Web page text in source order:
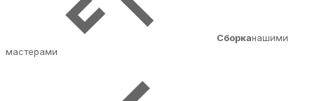
Сборканашими
мастерами